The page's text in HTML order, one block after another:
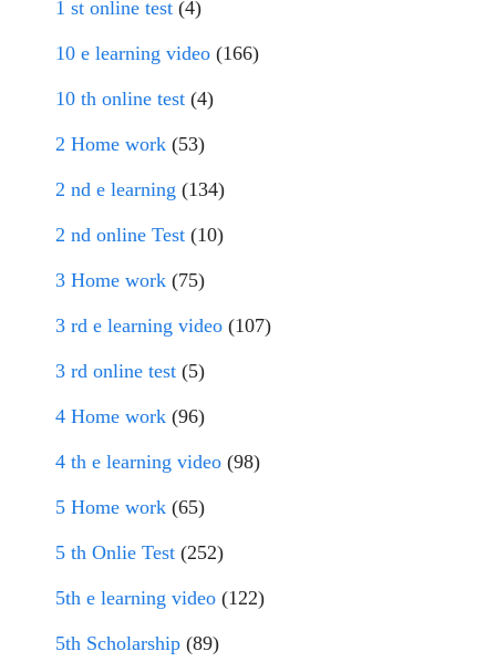
1 st online test (4)
10 e learning video (166)
10 th online test (4)
2 Home work (53)
2 nd e learning (134)
2 nd online Test (10)
3 Home work (75)
3 rd e learning video (107)
3 rd online test (5)
4 Home work (96)
4 th e learning video (98)
5 Home work (65)
5 th Onlie Test (252)
5th e learning video (122)
5th Scholarship (89)